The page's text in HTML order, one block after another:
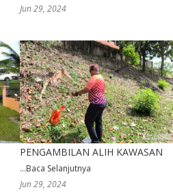
Jun 29, 2024
PENGAMBILAN ALIH KAWASAN
...Baca Selanjutnya
Jun 29, 2024